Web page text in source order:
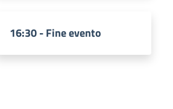
16:30 - Fine evento